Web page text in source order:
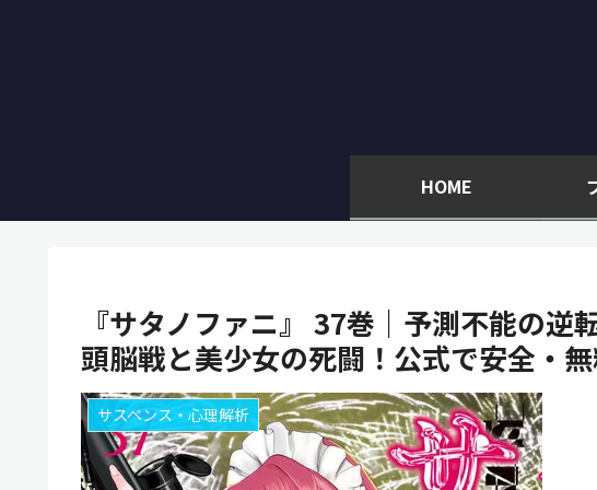
HOME
『サタノファニ』 37巻｜予測不能の逆
頭脳戦と美少女の死闘！公式で安全・
サスペンス・心理解析